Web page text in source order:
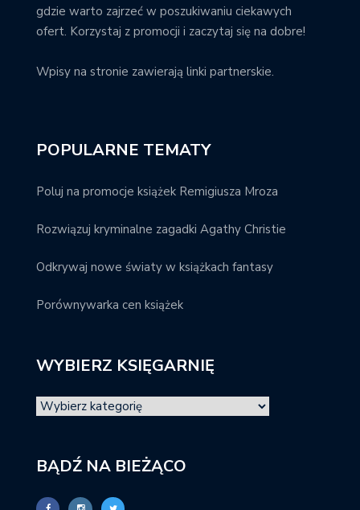
gdzie warto zajrzeć w poszukiwaniu ciekawych
ofert. Korzystaj z promocji i zaczytaj się na dobre!
Wpisy na stronie zawierają linki partnerskie.
POPULARNE TEMATY
Poluj na promocje książek Remigiusza Mroza
Rozwiązuj kryminalne zagadki Agathy Christie
Odkrywaj nowe światy w książkach fantasy
Porównywarka cen książek
WYBIERZ KSIĘGARNIĘ
BĄDŹ NA BIEŻĄCO